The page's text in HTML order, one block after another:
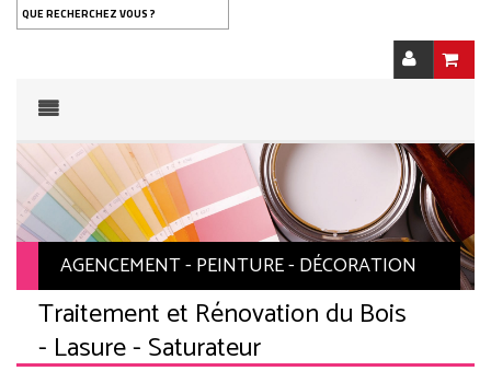
QUE RECHERCHEZ VOUS ?
AGENCEMENT - PEINTURE - DÉCORATION
Traitement et Rénovation du Bois
- Lasure - Saturateur